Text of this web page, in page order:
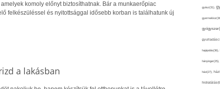
komoly előnyt biztosíthatnak. Bár a munkaerőpiac
felkészüléssel és nyitottsággal idősebb korban is találhatunk új
a lakásban
gyász(31),
hajápolás(36),
hányinger(25),
házi(27),